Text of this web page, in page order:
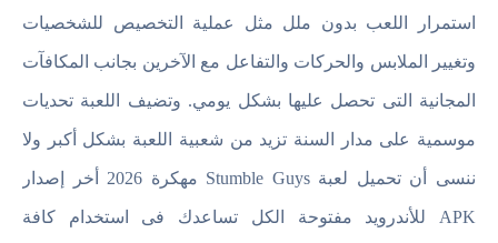
استمرار اللعب بدون ملل مثل عملية التخصيص للشخصيات
وتغيير الملابس والحركات والتفاعل مع الآخرين بجانب المكافآت
المجانية التى تحصل عليها بشكل يومي. وتضيف اللعبة تحديات
موسمية على مدار السنة تزيد من شعبية اللعبة بشكل أكبر ولا
ننسى أن تحميل لعبة Stumble Guys مهكرة 2026 أخر إصدار
APK للأندرويد مفتوحة الكل تساعدك فى استخدام كافة